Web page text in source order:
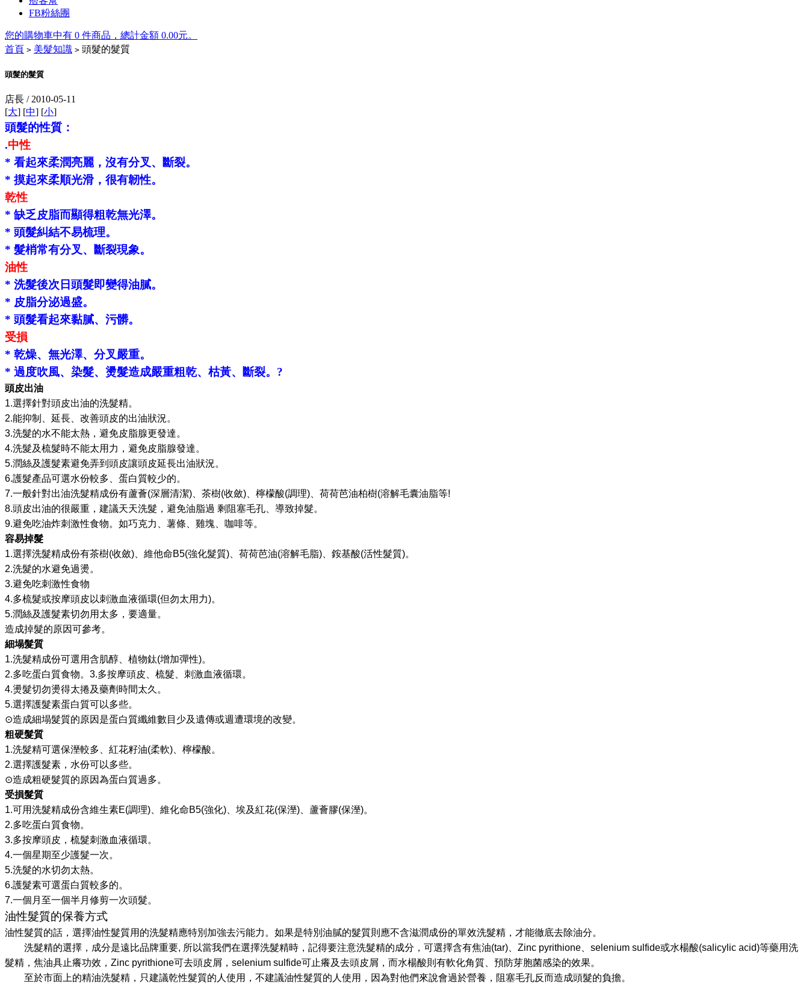
FB粉絲團
您的購物車中有 0 件商品，總計金額 0.00元。
Tory
Burch
Outlet
On
Sale
Tory
Burch
Heels
Tory
Burch
boots
首頁 > 美髮知識 > 頭髮的髮質
頭髮的髮質
店長 / 2010-05-11
[大] [中] [小]
頭髮的性質：
.中性
* 看起來柔潤亮麗，沒有分叉、斷裂。
* 摸起來柔順光滑，很有韌性。
乾性
* 缺乏皮脂而顯得粗乾無光澤。
* 頭髮糾結不易梳理。
* 髮梢常有分叉、斷裂現象。
油性
* 洗髮後次日頭髮即變得油膩。
* 皮脂分泌過盛。
* 頭髮看起來黏膩、 污髒。
受損
* 乾燥、無光澤、分叉嚴重。
* 過度吹風、染髮、燙髮造成嚴重粗乾、枯黃、斷裂。 ?
頭皮出油
1.選擇針對頭皮出油的洗髮精。
2.能抑制、延長、改善頭皮的出油狀況。
3.洗髮的水不能太熱，避免皮脂腺更發達。
4.洗髮及梳髮時不能太用力，避免皮脂腺發達。
5.潤絲及護髮素避免弄到頭皮讓頭皮延長出油狀況。
6.護髮產品可選水份較多、蛋白質較少的。
7.一般針對出油洗髮精成份有蘆薈(深層清潔) 、茶樹(收斂) 、檸檬酸(調理) 、荷荷芭油柏樹(溶解毛囊油脂等!
8.頭皮出油的很嚴重，建議天天洗髮，避免油脂過 剩阻塞毛孔、導致掉髮。
9.避免吃油炸刺激性食物。如巧克力、薯條、雞塊、咖啡等。
容易掉髮
1.選擇洗髮精成份有茶樹(收斂) 、維他命B5(強化髮質) 、荷荷芭油(溶解毛脂) 、銨基酸(活性髮質)。
2.洗髮的水避免過燙。
3.避免吃刺激性食物
4.多梳髮或按摩頭皮以刺激血液循環(但勿太用力)。
5.潤絲及護髮素切勿用太多，要適量。
造成掉髮的原因可參考。
細塌髮質
1.洗髮精成份可選用含肌醇、植物鈦(增加彈性)。
2.多吃蛋白質食物。 3.多按摩頭皮、梳髮、刺激血液循環。
4.燙髮切勿燙得太捲及藥劑時間太久。
5.選擇護髮素蛋白質可以多些。
⊙造成細塌髮質的原因是蛋白質纖維數目少及遺傳或週遭環境的改變。
粗硬髮質
1.洗髮精可選保溼較多、紅花籽油(柔軟) 、檸檬酸。
2.選擇護髮素，水份可以多些。
⊙造成粗硬髮質的原因為蛋白質過多。
受損髮質
1.可用洗髮精成份含維生素E(調理) 、維化命B5(強化) 、埃及紅花(保溼) 、蘆薈膠(保溼)。
2.多吃蛋白質食物。
3.多按摩頭皮，梳髮刺激血液循環。
4.一個星期至少護髮一次。
5.洗髮的水切勿太熱。
6.護髮素可選蛋白質較多的。
7.一個月至一個半月修剪一次頭髮。
油性髮質的保養方式
油性髮質的話，選擇油性髮質用的洗髮精應特別加強去污能力。如果是特別油膩的髮質則應不含滋潤成份的單效洗髮精，才能徹底去除油分。
洗髮精的選擇，成分是遠比品牌重要, 所以當我們在選擇洗髮精時，記得要注意洗髮精的成分，可選擇含有焦油(tar) Zinc pyrithione selenium sulfide或水楊酸(salicylic acid)等藥用洗
髮精，焦油具止癢功效， Zinc pyrithione可去頭皮屑， selenium sulfide可止癢及去頭皮屑，而水楊酸則有軟化角質、預防芽胞菌感染的效果。
至於市面上的精油洗髮精，只建議乾性髮質的人使用，不建議油性髮質的人使用，因為對他們來說會過於營養，阻塞毛孔反而造成頭髮的負擔。